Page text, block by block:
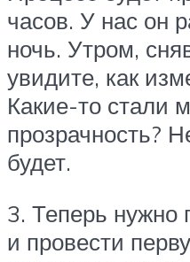
часов. У нас он
ночь. Утром,
увидите, как
Какие-то стали
прозрачность?
будет.
3. Теперь нужно
и провести